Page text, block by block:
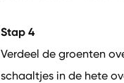
Stap 4
Verdeel de groenten
schaaltjes in de hete